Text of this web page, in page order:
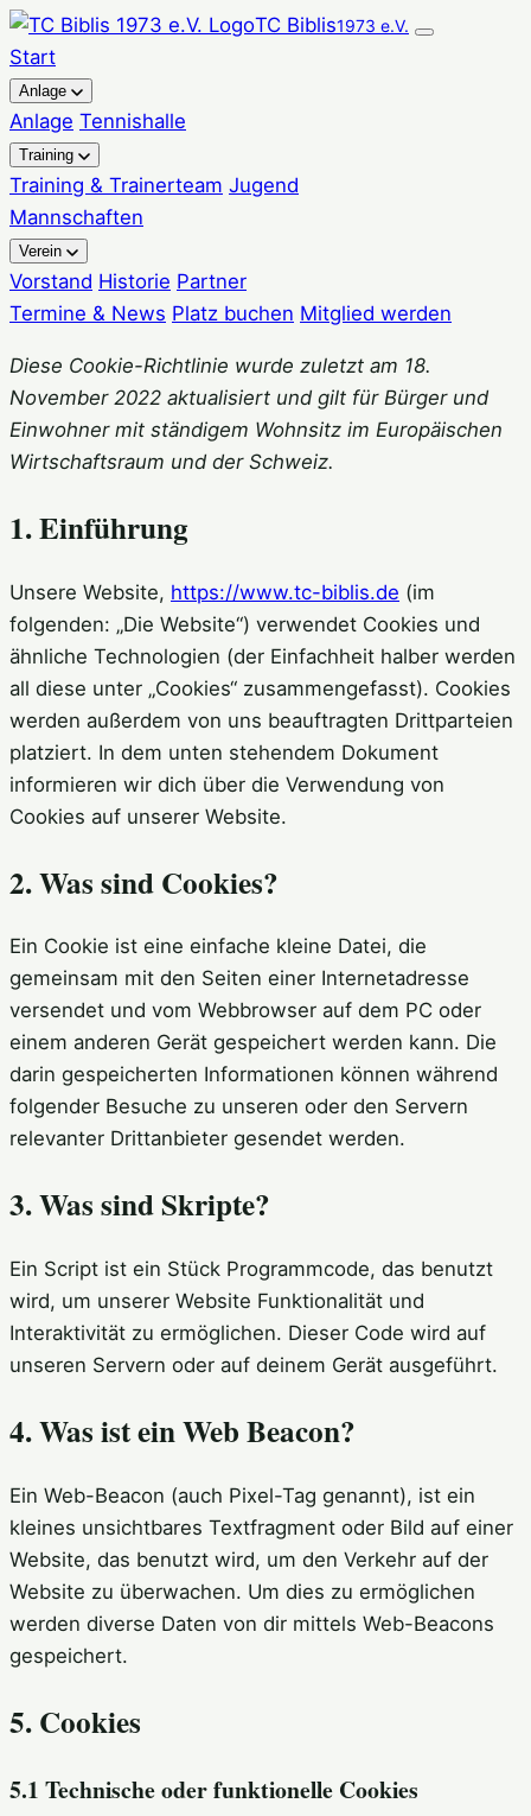
Zum
Inhalt
springen
TC Biblis1973 e.V.
Start
Anlage
Anlage Tennishalle
Training
Training & Trainerteam Jugend
Mannschaften
Verein
Vorstand Historie Partner
Termine & News Platz buchen Mitglied werden
Diese Cookie-Richtlinie wurde zuletzt am 18.
November 2022 aktualisiert und gilt für Bürger und
Einwohner mit ständigem Wohnsitz im Europäischen
Wirtschaftsraum und der Schweiz.
1. Einführung
Unsere Website, https://www.tc-biblis.de (im
folgenden: „Die Website“) verwendet Cookies und
ähnliche Technologien (der Einfachheit halber werden
all diese unter „Cookies“ zusammengefasst). Cookies
werden außerdem von uns beauftragten Drittparteien
platziert. In dem unten stehendem Dokument
informieren wir dich über die Verwendung von
Cookies auf unserer Website.
2. Was sind Cookies?
Ein Cookie ist eine einfache kleine Datei, die
gemeinsam mit den Seiten einer Internetadresse
versendet und vom Webbrowser auf dem PC oder
einem anderen Gerät gespeichert werden kann. Die
darin gespeicherten Informationen können während
folgender Besuche zu unseren oder den Servern
relevanter Drittanbieter gesendet werden.
3. Was sind Skripte?
Ein Script ist ein Stück Programmcode, das benutzt
wird, um unserer Website Funktionalität und
Interaktivität zu ermöglichen. Dieser Code wird auf
unseren Servern oder auf deinem Gerät ausgeführt.
4. Was ist ein Web Beacon?
Ein Web-Beacon (auch Pixel-Tag genannt), ist ein
kleines unsichtbares Textfragment oder Bild auf einer
Website, das benutzt wird, um den Verkehr auf der
Website zu überwachen. Um dies zu ermöglichen
werden diverse Daten von dir mittels Web-Beacons
gespeichert.
5. Cookies
5.1 Technische oder funktionelle Cookies